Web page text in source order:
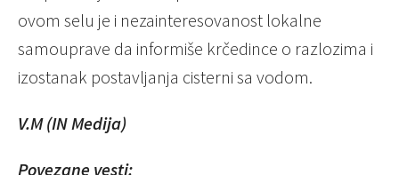
ovom selu je i nezainteresovanost lokalne
samouprave da informiše krčedince o razlozima i
izostanak postavljanja cisterni sa vodom.
V.M (IN Medija)
Povezane vesti: